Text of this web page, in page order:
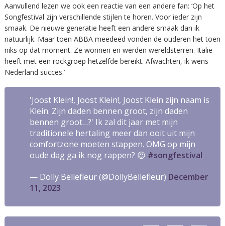
Aanvullend lezen we ook een reactie van een andere fan: ‘Op het
Songfestival zijn verschillende stijlen te horen. Voor ieder zijn
smaak. De nieuwe generatie heeft een andere smaak dan ik
natuurlijk. Maar toen ABBA meedeed vonden de ouderen het toen
niks op dat moment. Ze wonnen en werden wereldsterren. Italië
heeft met een rockgroep hetzelfde bereikt. Afwachten, ik wens
Nederland succes.’
'Joost Klein!, Joost Klein!, Joost Klein zijn naam is
Klein. Zijn daden bennen groot, zijn daden
bennen groot…?' Ik zal dit jaar met mijn
traditionele hertaling meer dan ooit uit mijn
comfortzone moeten stappen. OMG op mijn
oude dag ga ik nog rappen? 😍 #songfestival
— Dolly Bellefleur (@DollyBellefleur) December
11, 2023